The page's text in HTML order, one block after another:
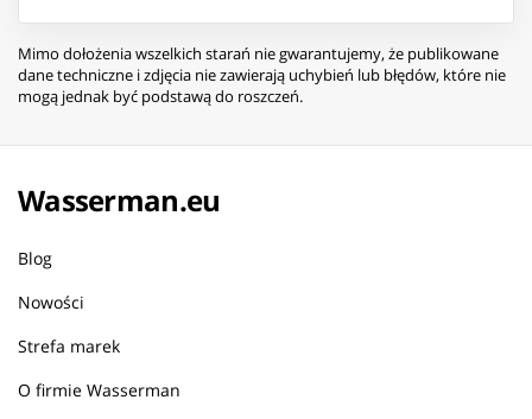
Mimo dołożenia wszelkich starań nie gwarantujemy, że publikowane
dane techniczne i zdjęcia nie zawierają uchybień lub błędów, które nie
mogą jednak być podstawą do roszczeń.
Wasserman.eu
Blog
Nowości
Strefa marek
O firmie Wasserman